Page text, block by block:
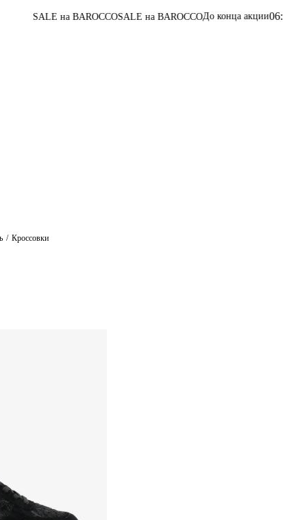
SALE на BAROCCOSALE на BAROCCOДо конца акции06 :14:07:19
Кроссовки